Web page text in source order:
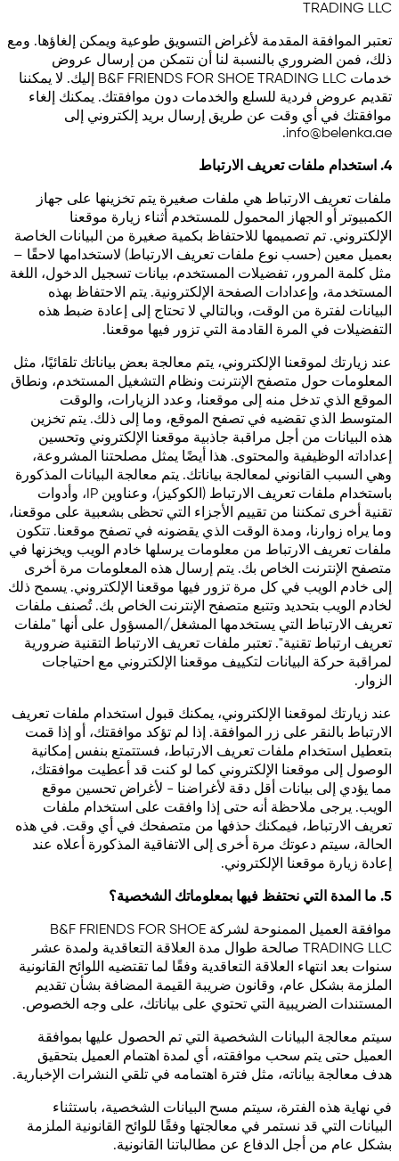
TRADING LLC
تعتبر الموافقة المقدمة لأغراض التسويق طوعية ويمكن إلغاؤها. ومع
ذلك، فمن الضروري بالنسبة لنا أن نتمكن من إرسال عروض
خدمات B&F FRIENDS FOR SHOE TRADING LLC إليك. لا يمكننا
تقديم عروض فردية للسلع والخدمات دون موافقتك. يمكنك إلغاء
موافقتك في أي وقت عن طريق إرسال بريد إلكتروني إلى
info@belenka.ae
.
4. استخدام ملفات تعريف الارتباط
ملفات تعريف الارتباط هي ملفات صغيرة يتم تخزينها على جهاز
الكمبيوتر أو الجهاز المحمول للمستخدم أثناء زيارة موقعنا
الإلكتروني. تم تصميمها للاحتفاظ بكمية صغيرة من البيانات الخاصة
بعميل معين (حسب نوع ملفات تعريف الارتباط) لاستخدامها لاحقًا –
مثل كلمة المرور، تفضيلات المستخدم، بيانات تسجيل الدخول، اللغة
المستخدمة، وإعدادات الصفحة الإلكترونية. يتم الاحتفاظ بهذه
البيانات لفترة من الوقت، وبالتالي لا تحتاج إلى إعادة ضبط هذه
التفضيلات في المرة القادمة التي تزور فيها موقعنا.
عند زيارتك لموقعنا الإلكتروني، يتم معالجة بعض بياناتك تلقائيًا، مثل
المعلومات حول متصفح الإنترنت ونظام التشغيل المستخدم، ونطاق
الموقع الذي تدخل منه إلى موقعنا، وعدد الزيارات، والوقت
المتوسط الذي تقضيه في تصفح الموقع، وما إلى ذلك. يتم تخزين
هذه البيانات من أجل مراقبة جاذبية موقعنا الإلكتروني وتحسين
إعداداته الوظيفية والمحتوى. هذا أيضًا يمثل مصلحتنا المشروعة،
وهي السبب القانوني لمعالجة بياناتك. يتم معالجة البيانات المذكورة
باستخدام ملفات تعريف الارتباط (الكوكيز)، وعناوين IP، وأدوات
تقنية أخرى تمكننا من تقييم الأجزاء التي تحظى بشعبية على موقعنا،
وما يراه زوارنا، ومدة الوقت الذي يقضونه في تصفح موقعنا. تتكون
ملفات تعريف الارتباط من معلومات يرسلها خادم الويب ويخزنها في
متصفح الإنترنت الخاص بك. يتم إرسال هذه المعلومات مرة أخرى
إلى خادم الويب في كل مرة تزور فيها موقعنا الإلكتروني. يسمح ذلك
لخادم الويب بتحديد وتتبع متصفح الإنترنت الخاص بك. تُصنف ملفات
تعريف الارتباط التي يستخدمها المشغل/المسؤول على أنها "ملفات
تعريف ارتباط تقنية". تعتبر ملفات تعريف الارتباط التقنية ضرورية
لمراقبة حركة البيانات لتكييف موقعنا الإلكتروني مع احتياجات
الزوار.
عند زيارتك لموقعنا الإلكتروني، يمكنك قبول استخدام ملفات تعريف
الارتباط بالنقر على زر الموافقة. إذا لم تؤكد موافقتك، أو إذا قمت
بتعطيل استخدام ملفات تعريف الارتباط، فستتمتع بنفس إمكانية
الوصول إلى موقعنا الإلكتروني كما لو كنت قد أعطيت موافقتك،
مما يؤدي إلى بيانات أقل دقة لأغراضنا - لأغراض تحسين موقع
الويب. يرجى ملاحظة أنه حتى إذا وافقت على استخدام ملفات
تعريف الارتباط، فيمكنك حذفها من متصفحك في أي وقت. في هذه
الحالة، سيتم دعوتك مرة أخرى إلى الاتفاقية المذكورة أعلاه عند
إعادة زيارة موقعنا الإلكتروني.
5. ما المدة التي نحتفظ فيها بمعلوماتك الشخصية؟
موافقة العميل الممنوحة لشركة B&F FRIENDS FOR SHOE
TRADING LLC صالحة طوال مدة العلاقة التعاقدية ولمدة عشر
سنوات بعد انتهاء العلاقة التعاقدية وفقًا لما تقتضيه اللوائح القانونية
الملزمة بشكل عام، وقانون ضريبة القيمة المضافة بشأن تقديم
المستندات الضريبية التي تحتوي على بياناتك، على وجه الخصوص.
سيتم معالجة البيانات الشخصية التي تم الحصول عليها بموافقة
العميل حتى يتم سحب موافقته، أي لمدة اهتمام العميل بتحقيق
هدف معالجة بياناته، مثل فترة اهتمامه في تلقي النشرات الإخبارية.
في نهاية هذه الفترة، سيتم مسح البيانات الشخصية، باستثناء
البيانات التي قد نستمر في معالجتها وفقًا للوائح القانونية الملزمة
بشكل عام من أجل الدفاع عن مطالباتنا القانونية.